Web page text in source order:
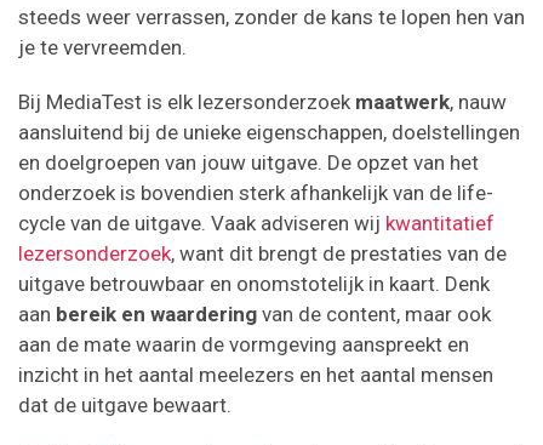
steeds weer verrassen, zonder de kans te lopen hen van
je te vervreemden.
Bij MediaTest is elk lezersonderzoek maatwerk, nauw
aansluitend bij de unieke eigenschappen, doelstellingen
en doelgroepen van jouw uitgave. De opzet van het
onderzoek is bovendien sterk afhankelijk van de life-
cycle van de uitgave. Vaak adviseren wij kwantitatief
lezersonderzoek, want dit brengt de prestaties van de
uitgave betrouwbaar en onomstotelijk in kaart. Denk
aan bereik en waardering van de content, maar ook
aan de mate waarin de vormgeving aanspreekt en
inzicht in het aantal meelezers en het aantal mensen
dat de uitgave bewaart.